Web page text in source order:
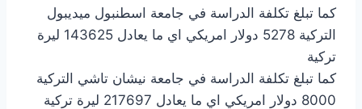
كما تبلغ تكلفة الدراسة في جامعة اسطنبول ميديبول
التركية 5278 دولار امريكي اي ما يعادل 143625 ليرة
تركية
كما تبلغ تكلفة الدراسة في جامعة نيشان تاشي التركية
8000 دولار امريكي اي ما يعادل 217697 ليرة تركية